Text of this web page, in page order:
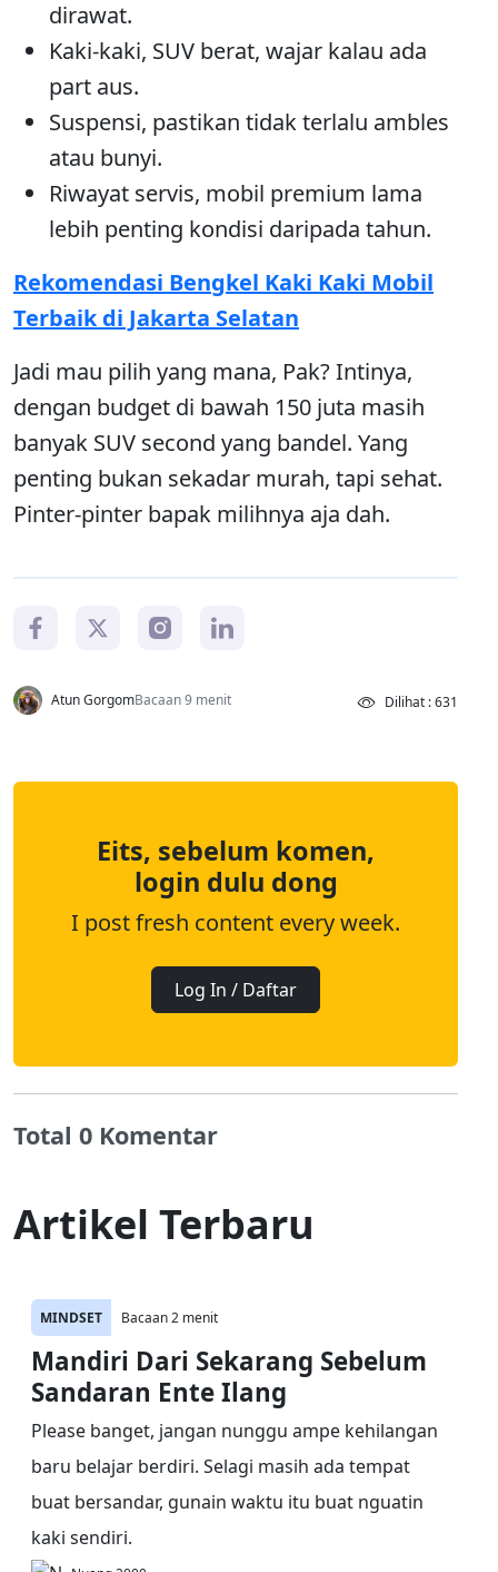
dirawat.
Kaki-kaki, SUV berat, wajar kalau ada
part aus.
Suspensi, pastikan tidak terlalu ambles
atau bunyi.
Riwayat servis, mobil premium lama
lebih penting kondisi daripada tahun.
Rekomendasi Bengkel Kaki Kaki Mobil
Terbaik di Jakarta Selatan
Jadi mau pilih yang mana, Pak? Intinya,
dengan budget di bawah 150 juta masih
banyak SUV second yang bandel. Yang
penting bukan sekadar murah, tapi sehat.
Pinter-pinter bapak milihnya aja dah.
Atun GorgomBacaan 9 menit Dilihat : 631
Eits, sebelum komen,
login dulu dong
I post fresh content every week.
Log In / Daftar
Total 0 Komentar
Artikel Terbaru
MINDSET Bacaan 2 menit
Mandiri Dari Sekarang Sebelum
Sandaran Ente Ilang
Please banget, jangan nunggu ampe kehilangan
baru belajar berdiri. Selagi masih ada tempat
buat bersandar, gunain waktu itu buat nguatin
kaki sendiri.